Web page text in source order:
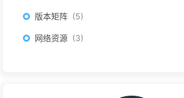
版本矩阵 5
网络资源 3